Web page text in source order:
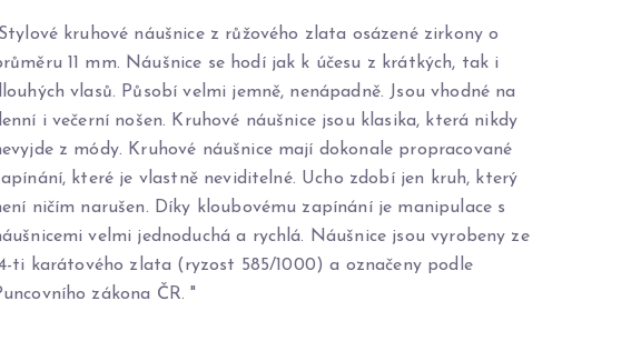
kruhové náušnice z růžového zlata osázené zirkony o
11 mm. Náušnice se hodí jak k účesu z krátkých, tak i
vlasů. Působí velmi jemně, nenápadně. Jsou vhodné na
i večerní nošen. Kruhové náušnice jsou klasika, která nikdy
z módy. Kruhové náušnice mají dokonale propracované
které je vlastně neviditelné. Ucho zdobí jen kruh, který
ničím narušen. Díky kloubovému zapínání je manipulace s
velmi jednoduchá a rychlá. Náušnice jsou vyrobeny ze
ti karátového zlata (ryzost 585/1000) a označeny podle
zákona ČR. "